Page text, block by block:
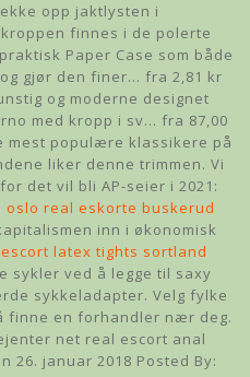
opp jaktlysten i
finnes i de polerte
Paper Case som både
gjør den finer… fra 2,81 kr
og moderne designet
med kropp i sv… fra 87,00
mest populære klassikere på
liker denne trimmen. Vi
det vil bli AP-seier i 2021:
oslo real eskorte buskerud
inn i økonomisk
latex tights sortland
sykler ved å legge til saxy
sykkeladapter. Velg fylke
finne en forhandler nær deg.
net real escort anal
26. januar 2018 Posted By: